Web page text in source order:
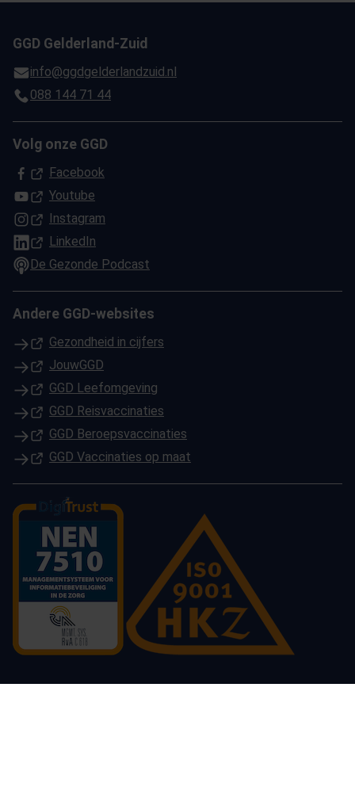
GGD Gelderland-Zuid
info@ggdgelderlandzuid.nl
088 144 71 44
Volg onze GGD
Facebook
(Opent in een nieuw tabblad)
Youtube
(Opent in een nieuw tabblad)
Instagram
(Opent in een nieuw tabblad)
LinkedIn
(Opent in een nieuw tabblad)
De Gezonde Podcast
Andere GGD-websites
Gezondheid in cijfers
(Opent in een nieuw tabblad)
JouwGGD
(Opent in een nieuw tabblad)
GGD Leefomgeving
(Opent in een nieuw tabblad)
GGD Reisvaccinaties
(Opent in een nieuw tabblad)
GGD Beroepsvaccinaties
(Opent in een nieuw tabblad)
GGD Vaccinaties op maat
(Opent in een nieuw tabblad)